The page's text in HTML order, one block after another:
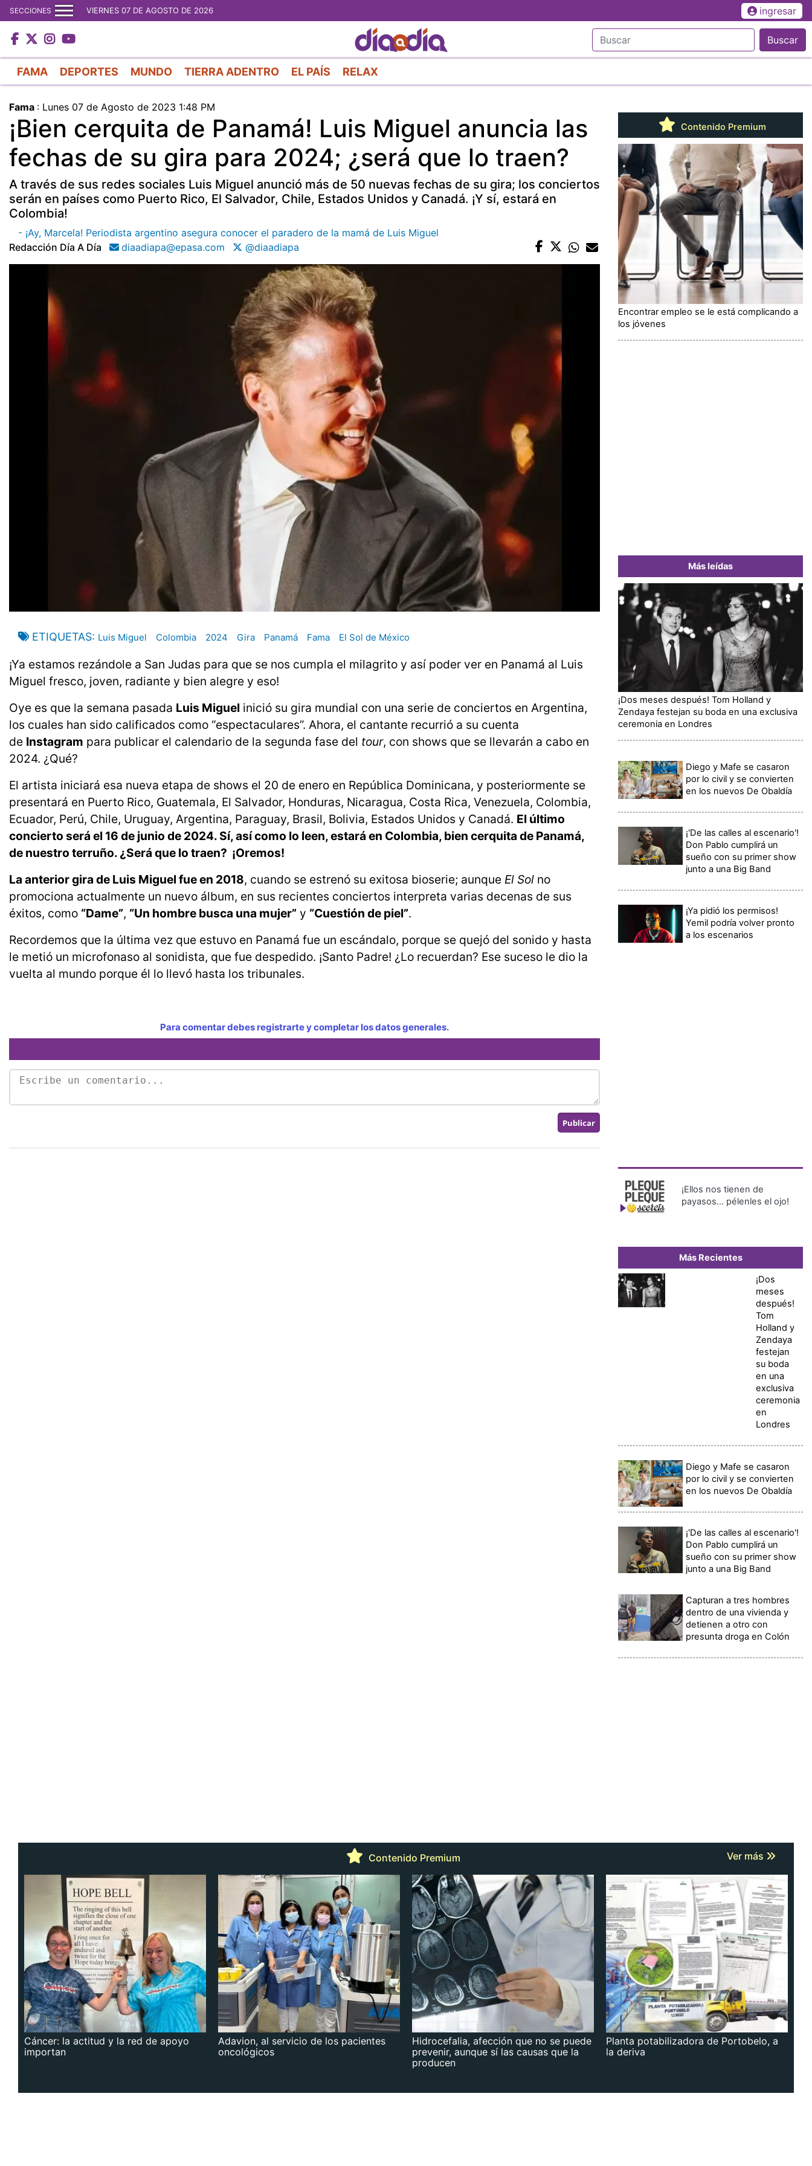
al
contenido
principal
SECCIONES VIERNES 07 DE AGOSTO DE 2026 ingresar
Buscar
FAMA DEPORTES MUNDO TIERRA ADENTRO EL PAÍS RELAX
Fama : Lunes 07 de Agosto de 2023 1:48 PM
¡Bien cerquita de Panamá! Luis Miguel anuncia las
fechas de su gira para 2024; ¿será que lo traen?
A través de sus redes sociales Luis Miguel anunció más de 50 nuevas fechas de su gira; los conciertos
serán en países como Puerto Rico, El Salvador, Chile, Estados Unidos y Canadá. ¡Y sí, estará en
Colombia!
- ¡Ay, Marcela! Periodista argentino asegura conocer el paradero de la mamá de Luis Miguel
Redacción Día A Día
diaadiapa@epasa.com @diaadiapa
ETIQUETAS Luis Miguel Colombia 2024 Gira Panamá Fama El Sol de México
¡Ya estamos rezándole a San Judas para que se nos cumpla el milagrito y así poder ver en Panamá al Luis
Miguel fresco, joven, radiante y bien alegre y eso!
Oye es que la semana pasada Luis Miguel inició su gira mundial con una serie de conciertos en Argentina,
los cuales han sido calificados como “espectaculares”. Ahora, el cantante recurrió a su cuenta
de Instagram para publicar el calendario de la segunda fase del tour, con shows que se llevarán a cabo en
2024. ¿Qué?
El artista iniciará esa nueva etapa de shows el 20 de enero en República Dominicana, y posteriormente se
presentará en Puerto Rico, Guatemala, El Salvador, Honduras, Nicaragua, Costa Rica, Venezuela, Colombia,
Ecuador, Perú, Chile, Uruguay, Argentina, Paraguay, Brasil, Bolivia, Estados Unidos y Canadá. El último
concierto será el 16 de junio de 2024. Sí, así como lo leen, estará en Colombia, bien cerquita de Panamá,
de nuestro terruño. ¿Será que lo traen? ¡Oremos!
La anterior gira de Luis Miguel fue en 2018, cuando se estrenó su exitosa bioserie; aunque El Sol no
promociona actualmente un nuevo álbum, en sus recientes conciertos interpreta varias decenas de sus
éxitos, como “Dame”, “Un hombre busca una mujer” y “Cuestión de piel”.
Recordemos que la última vez que estuvo en Panamá fue un escándalo, porque se quejó del sonido y hasta
le metió un microfonaso al sonidista, que fue despedido. ¡Santo Padre! ¿Lo recuerdan? Ese suceso le dio la
vuelta al mundo porque él lo llevó hasta los tribunales.
Para comentar debes registrarte y completar los datos generales.
Contenido Premium
Encontrar empleo se le está complicando a
los jóvenes
Más leídas
¡Dos meses después! Tom Holland y
Zendaya festejan su boda en una exclusiva
ceremonia en Londres
Diego y Mafe se casaron
por lo civil y se convierten
en los nuevos De Obaldía
¡'De las calles al escenario'!
Don Pablo cumplirá un
sueño con su primer show
junto a una Big Band
¡Ya pidió los permisos!
Yemil podría volver pronto
a los escenarios
¡Ellos nos tienen de
payasos… pélenles el ojo!
Más Recientes
¡Dos
meses
después!
Tom
Holland y
Zendaya
festejan
su boda
en una
exclusiva
ceremonia
en
Londres
Diego y Mafe se casaron
por lo civil y se convierten
en los nuevos De Obaldía
¡'De las calles al escenario'!
Don Pablo cumplirá un
sueño con su primer show
junto a una Big Band
Capturan a tres hombres
dentro de una vivienda y
detienen a otro con
presunta droga en Colón
Contenido Premium Ver más
Cáncer: la actitud y la red de apoyo
importan
Adavion, al servicio de los pacientes
oncológicos
Hidrocefalia, afección que no se puede
prevenir, aunque sí las causas que la
producen
Planta potabilizadora de Portobelo, a
la deriva